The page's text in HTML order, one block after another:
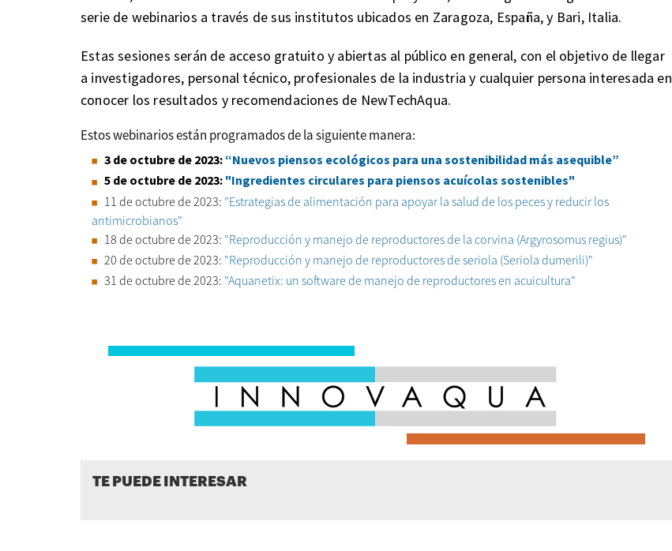
serie de webinarios a través de sus institutos ubicados en Zaragoza, España, y Bari, Italia.
Estas sesiones serán de acceso gratuito y abiertas al público en general, con el objetivo de llegar
a investigadores, personal técnico, profesionales de la industria y cualquier persona interesada en
conocer los resultados y recomendaciones de NewTechAqua.
Estos webinarios están programados de la siguiente manera:
3 de octubre de 2023:“Nuevos piensos ecológicos para una sostenibilidad más asequible”
5 de octubre de 2023: "Ingredientes circulares para piensos acuícolas sostenibles"
11 de octubre de 2023: "Estrategias de alimentación para apoyar la salud de los peces y reducir los
antimicrobianos"
18 de octubre de 2023: "Reproducción y manejo de reproductores de la corvina (Argyrosomus regius)"
20 de octubre de 2023: "Reproducción y manejo de reproductores de seriola (Seriola dumerili)"
31 de octubre de 2023: "Aquanetix: un software de manejo de reproductores en acuicultura"
TE PUEDE INTERESAR